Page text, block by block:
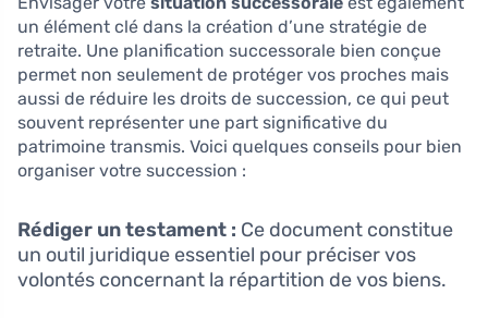
un élément clé dans la création d’une stratégie de
retraite. Une planification successorale bien conçue
permet non seulement de protéger vos proches mais
aussi de réduire les droits de succession, ce qui peut
souvent représenter une part significative du
patrimoine transmis. Voici quelques conseils pour bien
organiser votre succession :
Rédiger un testament : Ce document constitue
un outil juridique essentiel pour préciser vos
volontés concernant la répartition de vos biens.